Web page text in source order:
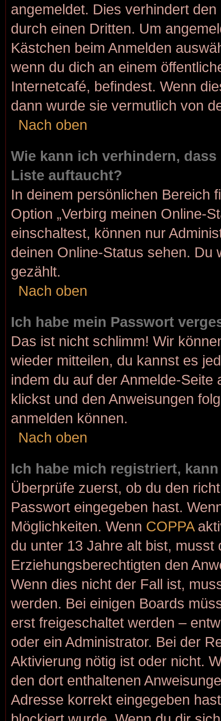
angemeldet. Dies verhindert
durch einen Dritten. Um
Kästchen beim Anmelden
wenn du dich an einem
Internetcafé, befindest. Wenn
dann wurde sie vermutlich von
Nach oben
Wie kann ich verhindern,
Liste auftaucht?
In deinem persönlichen Bereich
Option „Verbirg meinen Online-
einschaltest, können nur
deinen Online-Status sehen.
gezählt.
Nach oben
Ich habe mein Passwort
Das ist nicht schlimm! Wir
wieder mitteilen, du kannst es
indem du auf der Anmelde-Seite
klickst und den Anweisungen
anmelden können.
Nach oben
Ich habe mich registriert,
Überprüfe zuerst, ob du den
Passwort eingegeben hast.
Möglichkeiten. Wenn COPPA
du unter 13 Jahre alt bist,
Erziehungsberechtigten den
Wenn dies nicht der Fall ist,
werden. Bei einigen Boards
erst freigeschaltet werden –
oder ein Administrator. Bei der
Aktivierung nötig ist oder nicht.
den dort enthaltenen
Adresse korrekt eingegeben